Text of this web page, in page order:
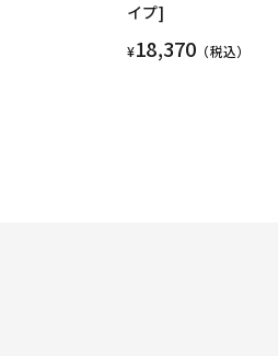
イプ]
¥18,370 （税込）